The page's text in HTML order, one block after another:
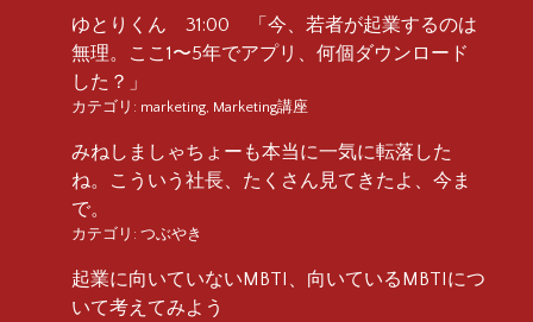
ゆとりくん 31:00 「今、若者が起業するのは
無理。ここ1〜5年でアプリ、何個ダウンロード
した？」
カテゴリ: marketing Marketing講座
みねしましゃちょーも本当に一気に転落した
ね。こういう社長、たくさん見てきたよ、今ま
で。
カテゴリ: つぶやき
起業に向いていないMBTI、向いているMBTIにつ
いて考えてみよう